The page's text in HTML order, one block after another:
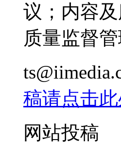
议；内容
质量监督管
稿请点击
网站投稿